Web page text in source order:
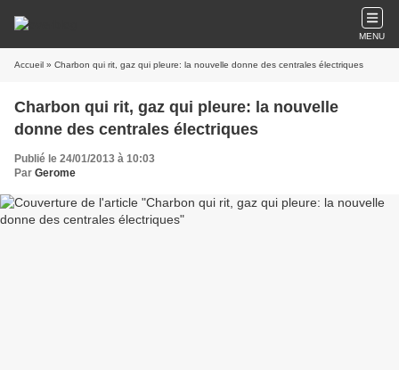
MENU
Accueil » Charbon qui rit, gaz qui pleure: la nouvelle donne des centrales électriques
Charbon qui rit, gaz qui pleure: la nouvelle
donne des centrales électriques
Publié le 24/01/2013 à 10:03
Par Gerome